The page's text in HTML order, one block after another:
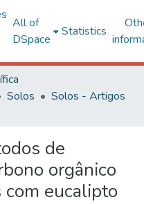
All of
DSpace
Statistics
Solos
Solos - Artigos
de
orgânico
eucalipto